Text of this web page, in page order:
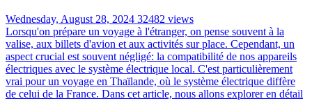
Wednesday, August 28, 2024 32482 views
Lorsqu'on prépare un voyage à l'étranger, on pense souvent à la
valise, aux billets d'avion et aux activités sur place. Cependant, un
aspect crucial est souvent négligé: la compatibilité de nos appareils
électriques avec le système électrique local. C'est particulièrement
vrai pour un voyage en Thaïlande, où le système électrique diffère
de celui de la France. Dans cet article, nous allons explorer en détail